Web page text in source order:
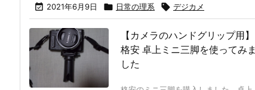
 2021年6月9日  日常の理系  デジカメ
【カメラのハンドグリップ用】
格安 卓上ミニ三脚を使ってみま
した